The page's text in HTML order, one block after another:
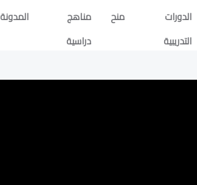
الدورات
التدريبية
منح
مناهج
دراسية
المدونة